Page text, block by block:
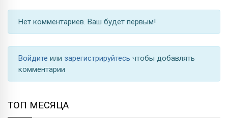
Нет комментариев. Ваш будет первым!
Войдите или зарегистрируйтесь чтобы добавлять
комментарии
ТОП МЕСЯЦА